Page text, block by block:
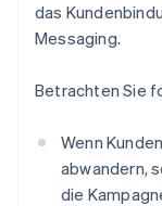
das
Messaging.
Betrachten Sie
Wenn
abwandern,
die